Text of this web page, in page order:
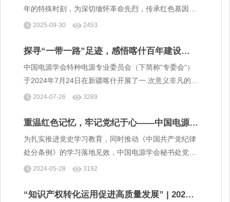
活动
年的特殊时刻，为深切缅怀革命先烈，传承红色基因，
践行爱国主义精神，9月20日，中国电源学会秘书处党
祭扫活动，以实际行动致敬英雄、铭记历史，凝聚奋进
力量。
2025-09-30 2453
探寻“一带一路”足迹，感悟喀什百年建设艰
辛历程——中国电源学会特种电源专业委员会
党建活动
中国电源学会特种电源专业委员会（下简称“专委会“）
于2024年7月24日在新疆喀什开展了一.次意义非凡的党
建活动。
2024-07-26 3289
重温红色记忆，牢记党纪于心——中国电源学
会秘书处党支部党员参观中共天津历史纪念馆
为扎实推进党史学习教育，同时推动《中国共产党纪律
处分条例》的学习落地见效，中国电源学会秘书处党支
部于5月9日组织全体党员参观了中共天津历史纪念馆。
2024-05-28 3192
“知识产权转化运用促进高质量发展” | 2024